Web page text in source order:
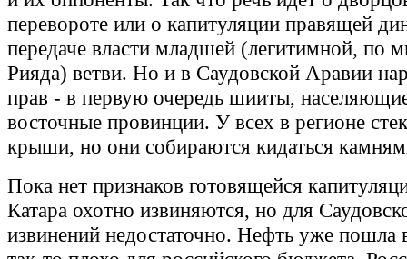
перевороте или о капитуляции правящей
передаче власти младшей (легитимной, по
Рияда) ветви. Но и в Саудовской Аравии
прав - в первую очередь шииты,
восточные провинции. У всех в регионе
крыши, но они собираются кидаться
Пока нет признаков готовящейся
Катара охотно извиняются, но для
извинений недостаточно. Нефть уже пошла